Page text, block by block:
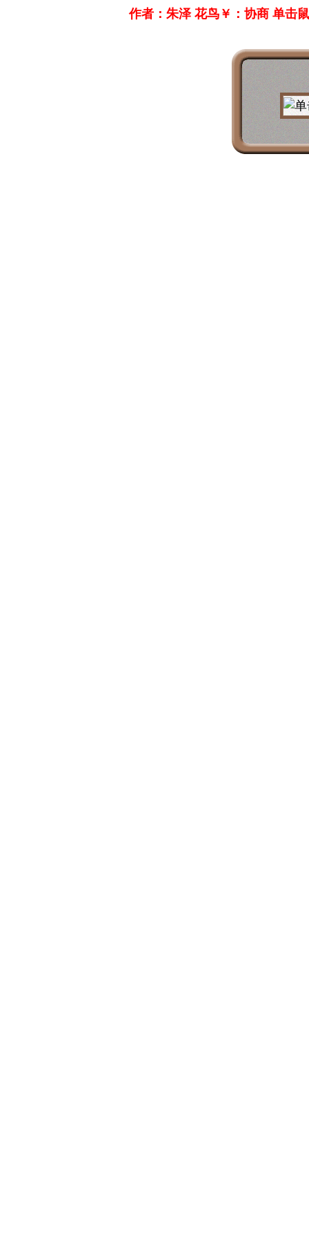
作者：朱泽 花鸟￥：协商 单击